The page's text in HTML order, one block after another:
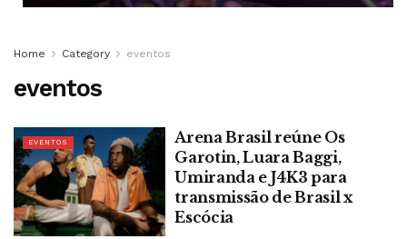
Home Category eventos
eventos
EVENTOS
Arena Brasil reúne Os
Garotin, Luara Baggi,
Umiranda e J4K3 para
transmissão de Brasil x
Escócia